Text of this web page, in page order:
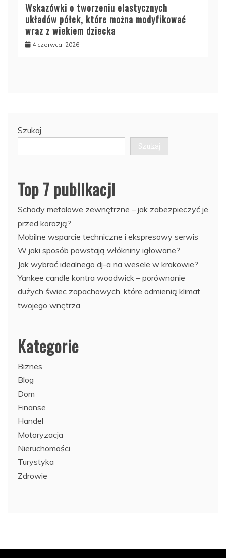
Wskazówki o tworzeniu elastycznych
układów półek, które można modyfikować
wraz z wiekiem dziecka
4 czerwca, 2026
Szukaj
Szukaj
Top 7 publikacji
Schody metalowe zewnętrzne – jak zabezpieczyć je
przed korozją?
Mobilne wsparcie techniczne i ekspresowy serwis
W jaki sposób powstają włókniny igłowane?
Jak wybrać idealnego dj-a na wesele w krakowie?
Yankee candle kontra woodwick – porównanie
dużych świec zapachowych, które odmienią klimat
twojego wnętrza
Kategorie
Biznes
Blog
Dom
Finanse
Handel
Motoryzacja
Nieruchomości
Turystyka
Zdrowie